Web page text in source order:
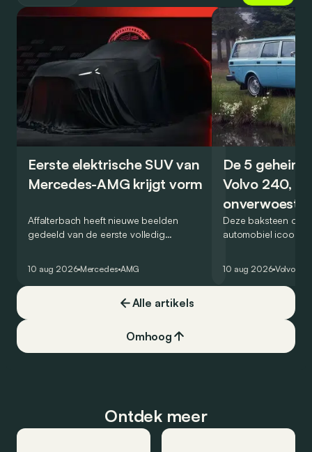
Eerste elektrische SUV van
Mercedes-AMG krijgt vorm
Affalterbach heeft nieuwe beelden
gedeeld van de eerste volledig
wordt echter nog niet prijsgegeven.
10 aug 2026 Mercedes AMG
De 5
Volvo 240, de
kubus
Deze baksteen op
automobiel icoon?
onverwoestbare
zeker snuifje
zegt alles: hij was
markt in 4 reeksen.
10 aug 2026 Volvo
Alle artikels
Omhoog
Ontdek meer